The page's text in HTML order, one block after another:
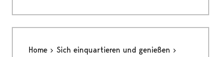
Home
Sich einquartieren und genießen